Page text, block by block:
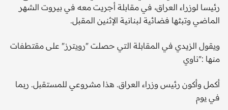
رئيسا لوزراء العراق، في مقابلة أجريت معه في بيروت الشهر
الماضي وتبثها فضائية لبنانية الإثنين المقبل.
ويقول الزيدي في المقابلة التي حصلت "رويترز" على مقتطفات
منها :"ناوي
أكمل وأكون رئيس وزراء العراق. هذا مشروعي للمستقبل. ربما
في يوم